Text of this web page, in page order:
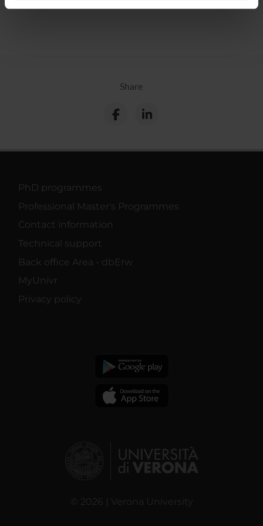
Share
PhD programmes
Professional Master's Programmes
Contact information
Technical support
Back office Area - dbErw
MyUnivr
Privacy policy
© 2026 | Verona University